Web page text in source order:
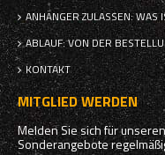
ANHÄNGER ZULASSEN: WAS
ABLAUF: VON DER
KONTAKT
MITGLIED WERDEN
Melden Sie sich für
Sonderangebote